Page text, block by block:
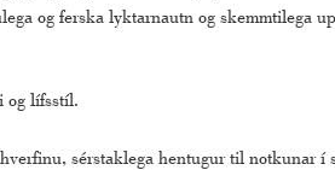
og ferska lyktarnautn og skemmtilega
og lífsstíl.
sérstaklega hentugur til notkunar í